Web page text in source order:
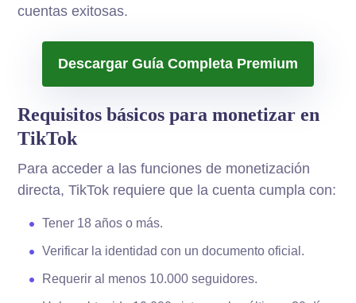
cuentas exitosas.
Descargar Guía Completa Premium
Requisitos básicos para monetizar en
TikTok
Para acceder a las funciones de monetización
directa, TikTok requiere que la cuenta cumpla con:
Tener 18 años o más.
Verificar la identidad con un documento oficial.
Requerir al menos 10.000 seguidores.